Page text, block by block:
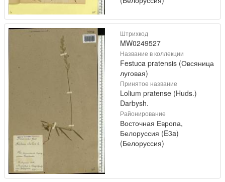
Штрихкод
MW0249527
Название в коллекции
Festuca pratensis (Овсяница
луговая)
Принятое название
Lolium pratense (Huds.)
Darbysh.
Районирование
Восточная Европа,
Белоруссия (E3a)
(Белоруссия)